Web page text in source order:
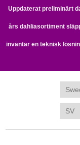
Uppdaterat preliminärt
års dahliasortiment
inväntar en teknisk